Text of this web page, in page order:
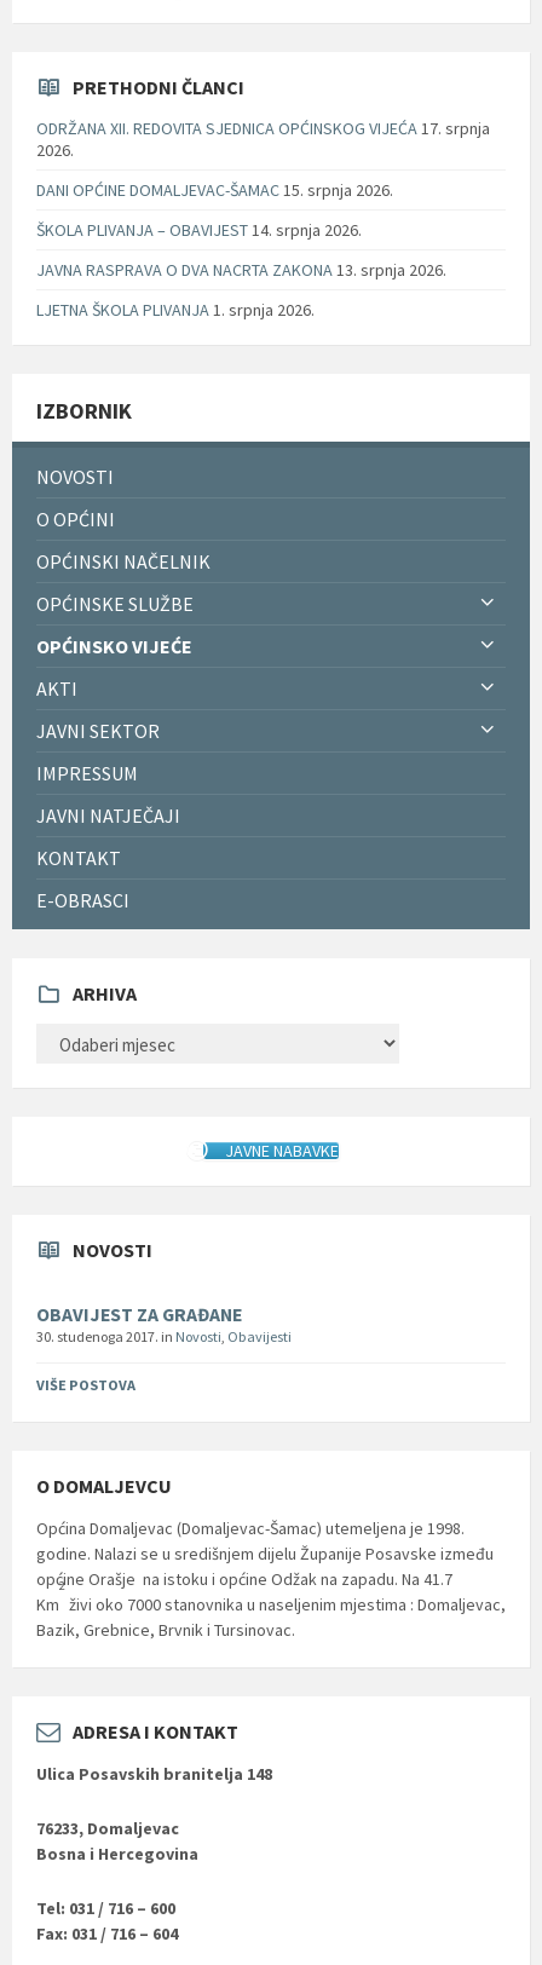
PRETHODNI ČLANCI
ODRŽANA XII. REDOVITA SJEDNICA OPĆINSKOG VIJEĆA17. srpnja
2026.
DANI OPĆINE DOMALJEVAC-ŠAMAC15. srpnja 2026.
ŠKOLA PLIVANJA – OBAVIJEST14. srpnja 2026.
JAVNA RASPRAVA O DVA NACRTA ZAKONA13. srpnja 2026.
LJETNA ŠKOLA PLIVANJA1. srpnja 2026.
IZBORNIK
NOVOSTI
O OPĆINI
OPĆINSKI NAČELNIK
OPĆINSKE SLUŽBE
OPĆINSKO VIJEĆE
AKTI
JAVNI SEKTOR
IMPRESSUM
JAVNI NATJEČAJI
KONTAKT
E-OBRASCI
ARHIVA
JAVNE NABAVKE
NOVOSTI
OBAVIJEST ZA GRAĐANE
30. studenoga 2017. in Novosti, Obavijesti
VIŠE POSTOVA
O DOMALJEVCU
Općina Domaljevac (Domaljevac-Šamac) utemeljena je 1998.
godine. Nalazi se u središnjem dijelu Županije Posavske između
općine Orašje na istoku i općine Odžak na zapadu. Na 41.7
Km
2
živi oko 7000 stanovnika u naseljenim mjestima : Domaljevac,
Bazik, Grebnice, Brvnik i Tursinovac.
ADRESA I KONTAKT
Ulica Posavskih branitelja 148
76233, Domaljevac
Bosna i Hercegovina
Tel: 031 / 716 – 600
Fax: 031 / 716 – 604